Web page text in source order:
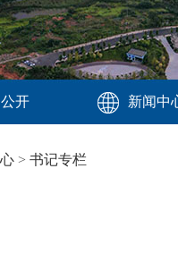
开 新闻中
> 书记专栏